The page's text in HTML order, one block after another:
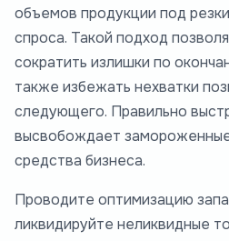
объемов продукции под
спроса. Такой подход
сократить излишки по
также избежать нехватки
следующего. Правильно
высвобождает
средства бизнеса.
Проводите оптимизацию
ликвидируйте неликвидные